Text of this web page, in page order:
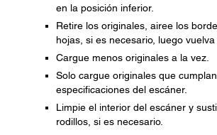
en la posición inferior.
Retire los originales, airee los
hojas, si es necesario, luego vuelva
Cargue menos originales a la vez.
Solo cargue originales que
especificaciones del escáner.
Limpie el interior del escáner y
rodillos, si es necesario.